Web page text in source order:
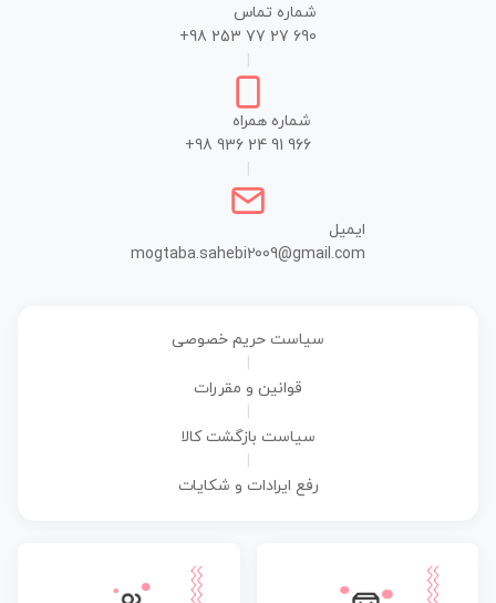
شماره تماس
+98 253 77 27 690
شماره همراه
+98 936 24 91 966
ایمیل
mogtaba.sahebi2009@gmail.com
سیاست حریم خصوصی
قوانین و مقررات
سیاست بازگشت کالا
رفع ایرادات و شکایات